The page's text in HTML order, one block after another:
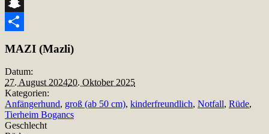
Snapchat
MAZI (Mazli)
Datum:
27. August 202420. Oktober 2025
Kategorien:
Anfängerhund, groß (ab 50 cm), kinderfreundlich, Notfall, Rüde,
Tierheim Bogancs
Geschlecht